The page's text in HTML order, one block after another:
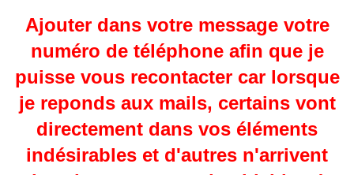
Ajouter dans votre message votre
numéro de téléphone afin que je
puisse vous recontacter car lorsque
je reponds aux mails, certains vont
directement dans vos éléments
indésirables et d'autres n'arrivent